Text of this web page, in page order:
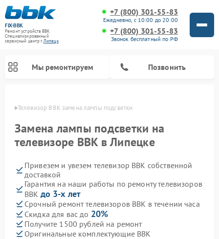
FIX-BBK
Ремонт устройств BBK
Специализированный
cервисный центр г.Липецк
+7 (800) 301-55-83
Ежедневно, с 10:00 до 20:00
+7 (800) 301-55-83
Звонок бесплатный по РФ
Мы ремонтируем Позвонить
Телевизор BBK замена лампы подсветки
Замена лампы подсветки на
телевизоре BBK в Липецке
Привезем и увезем телевизор BBK собственной
доставкой
Гарантия на наши работы по ремонту телевизоров
BBK до 3-х лет
Срочный ремонт телевизоров BBK в течении часа
Скидка для вас до 20%
Получите 1500 рублей на ремонт
Оригинальные комплектующие BBK